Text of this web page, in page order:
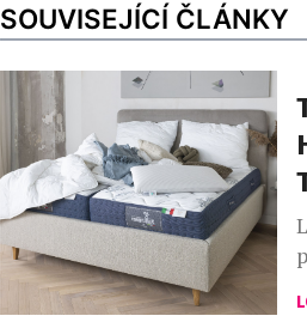
SOUVISEJÍCÍ ČLÁNKY